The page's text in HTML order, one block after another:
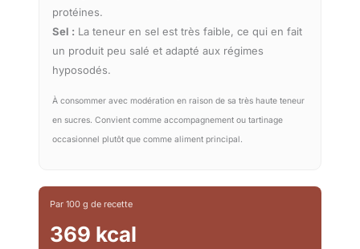
protéines.
Sel : La teneur en sel est très faible, ce qui en fait
un produit peu salé et adapté aux régimes
hyposodés.
À consommer avec modération en raison de sa très haute teneur
en sucres. Convient comme accompagnement ou tartinage
occasionnel plutôt que comme aliment principal.
Par 100 g de recette
369 kcal